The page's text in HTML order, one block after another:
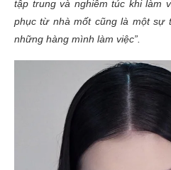
tập trung và nghiêm túc khi làm
phục từ nhà mốt cũng là một sự
những hàng mình làm việc”.